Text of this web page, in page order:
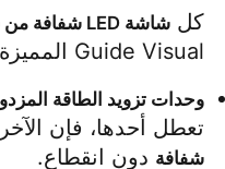
استئجار شاشة LED للمسرح
عرض LED شفاف
كل شاشة LED شفافة من سلسلة GT
Guide Visual المميزة:
وحدات تزويد الطاقة
تعطل أحدها، فإن
شفافة دون انقطاع.